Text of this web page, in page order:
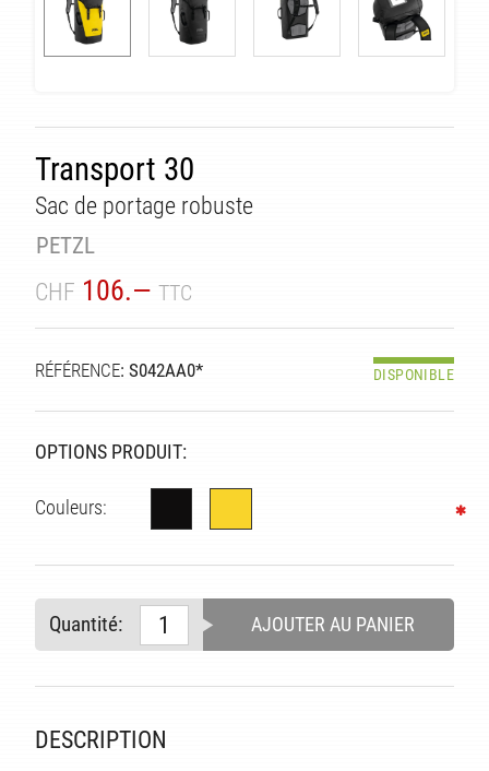
Transport 30
Sac de portage robuste
PETZL
CHF 106.— TTC
RÉFÉRENCE: S042AA0* DISPONIBLE
OPTIONS PRODUIT:
Couleurs:
Quantité: AJOUTER AU PANIER
DESCRIPTION